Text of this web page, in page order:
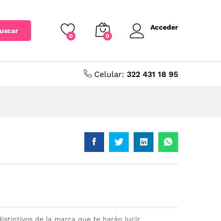
0 0
Acceder
Celular: 322 431 18 95
de la marca que te harán lucir